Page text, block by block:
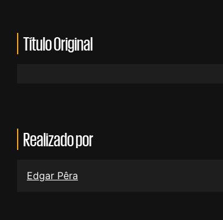
Título Original
Realizado por
Edgar Pêra